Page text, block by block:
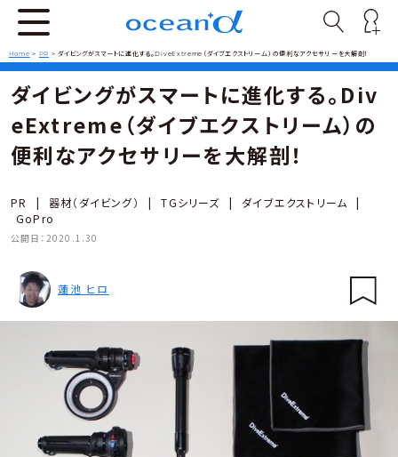
Home > PR >ダイビングがスマートに進化する。DiveExtreme（ダイブエクストリーム）の便利なアクセサリーを大解剖！
ダイビングがスマートに進化する。Div
eExtreme（ダイブエクストリーム）の
便利なアクセサリーを大解剖！
PR | 器材（ダイビング） | TGシリーズ | ダイブエクストリーム
|
GoPro
公開日： 2020.1.30
蓮池 ヒロ